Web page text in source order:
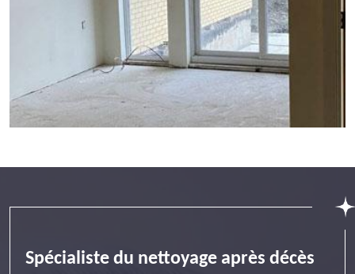
Spécialiste du nettoyage après décès